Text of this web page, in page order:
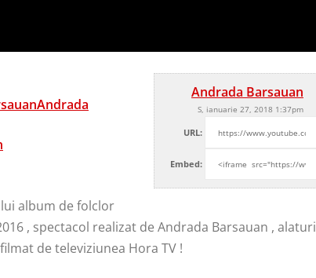
Andrada Barsauan
S, ianuarie 27, 2018 1:37pm
URL:
Embed:
album de folclor
, spectacol realizat de Andrada Barsauan , alaturi
de televiziunea Hora TV !